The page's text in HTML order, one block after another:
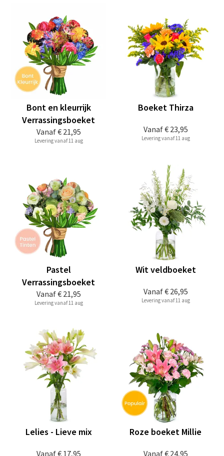
Vanaf€ 21,95
Bont en kleurrijk
Verrassingsboeket
Levering vanaf 11 aug
Vanaf€ 23,95
Boeket Thirza
Levering vanaf 11 aug
Vanaf€ 21,95
Pastel
Verrassingsboeket
Levering vanaf 11 aug
Vanaf€ 26,95
Wit veldboeket
Levering vanaf 11 aug
Vanaf€ 17,95
Lelies - Lieve mix
Vanaf€ 24,95
Roze boeket Millie